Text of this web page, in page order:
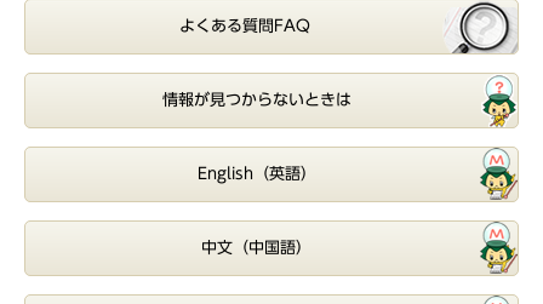
よくある質問FAQ
情報が見つからないときは
English（英語）
中文（中国語）